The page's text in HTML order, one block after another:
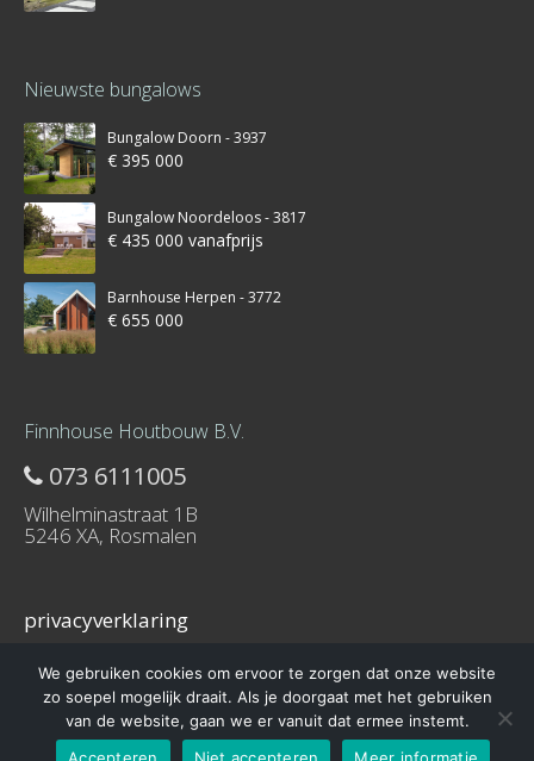
Nieuwste bungalows
Bungalow Doorn - 3937
€ 395 000
Bungalow Noordeloos - 3817
€ 435 000 vanafprijs
Barnhouse Herpen - 3772
€ 655 000
Finnhouse Houtbouw B.V.
073 6111005
Wilhelminastraat 1B
5246 XA, Rosmalen
privacyverklaring
© 2016 – Schuurwoning-bouwen.nl is onderdeel van Finnhouse.nl
We gebruiken cookies om ervoor te zorgen dat onze website
zo soepel mogelijk draait. Als je doorgaat met het gebruiken
van de website, gaan we er vanuit dat ermee instemt.
Accepteren
Niet accepteren Meer informatie